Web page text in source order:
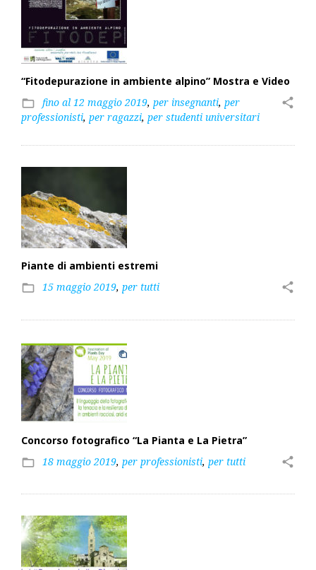
“Fitodepurazione in ambiente alpino” Mostra e Video
folder_open fino al 12 maggio 2019, per insegnanti, per
professionisti, per ragazzi, per studenti universitari
share
Piante di ambienti estremi
folder_open 15 maggio 2019, per tutti share
Concorso fotografico “La Pianta e La Pietra”
folder_open 18 maggio 2019, per professionisti, per tutti share